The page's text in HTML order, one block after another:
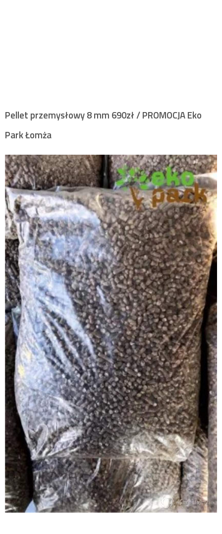
Pellet przemysłowy 8 mm 690zł / PROMOCJA Eko
Park Łomża